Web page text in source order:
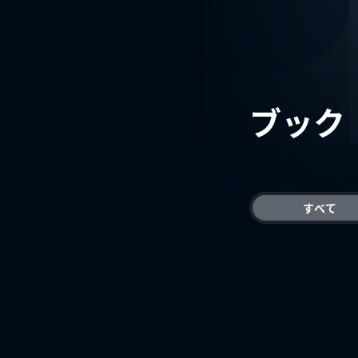
ブック
すべて